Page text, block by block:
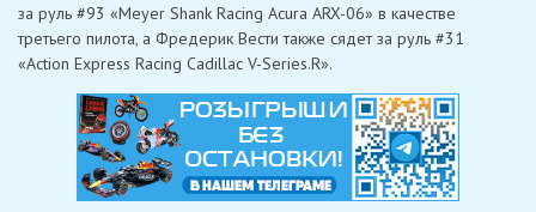
за руль #93 «Meyer Shank Racing Acura ARX-06» в качестве
третьего пилота, а Фредерик Вести также сядет за руль #31
«Action Express Racing Cadillac V-Series.R».